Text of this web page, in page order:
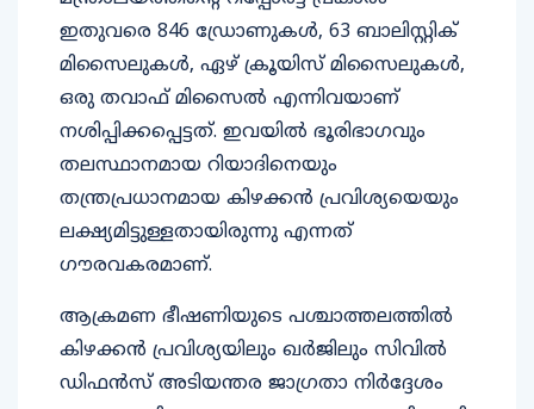
ഇതുവരെ 846 ഡ്രോണുകൾ, 63 ബാലിസ്റ്റിക്
മിസൈലുകൾ, ഏഴ് ക്രൂയിസ് മിസൈലുകൾ,
ഒരു തവാഫ് മിസൈൽ എന്നിവയാണ്
നശിപ്പിക്കപ്പെട്ടത്. ഇവയിൽ ഭൂരിഭാഗവും
തലസ്ഥാനമായ റിയാദിനെയും
തന്ത്രപ്രധാനമായ കിഴക്കൻ പ്രവിശ്യയെയും
ലക്ഷ്യമിട്ടുള്ളതായിരുന്നു എന്നത്
ഗൗരവകരമാണ്.
ആക്രമണ ഭീഷണിയുടെ പശ്ചാത്തലത്തിൽ
കിഴക്കൻ പ്രവിശ്യയിലും ഖർജിലും സിവിൽ
ഡിഫൻസ് അടിയന്തര ജാഗ്രതാ നിർദ്ദേശം